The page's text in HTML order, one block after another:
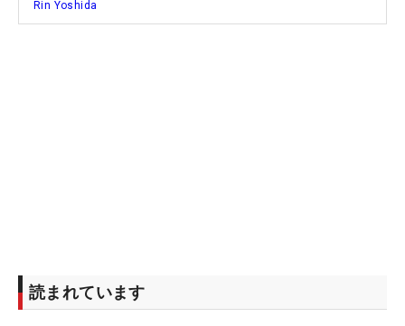
Rin Yoshida
読まれています